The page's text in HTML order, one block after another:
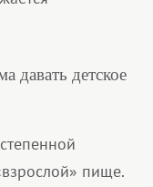
давать детское
пище.